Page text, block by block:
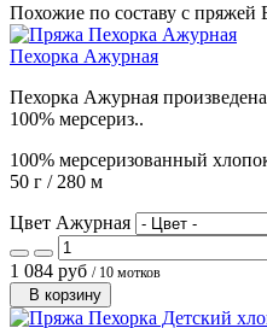
Похожие по составу с пряжей
Пехорка Ажурная
Пехорка Ажурная
100% мерсериз..
100% мерсеризованный
50 г / 280 м
Цвет Ажурная
1 084 руб / 10 мотков
В корзину